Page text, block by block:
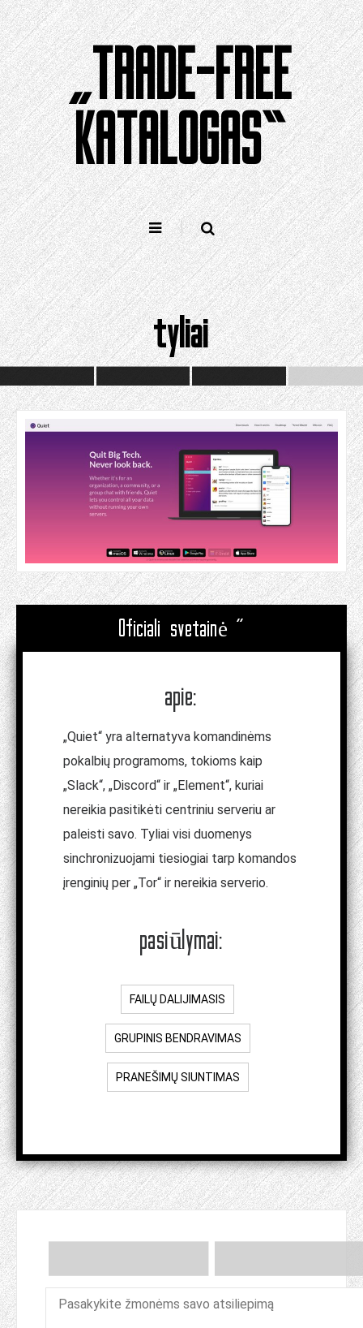
Pereiti
prie
turinio
„TRADE-FREE
KATALOGAS“
tyliai
Oficiali svetainė "
apie:
„Quiet“ yra alternatyva komandinėms
pokalbių programoms, tokioms kaip
„Slack“, „Discord“ ir „Element“, kuriai
nereikia pasitikėti centriniu serveriu ar
paleisti savo. Tyliai visi duomenys
sinchronizuojami tiesiogiai tarp komandos
įrenginių per „Tor“ ir nereikia serverio.
pasiūlymai:
FAILŲ DALIJIMASIS
GRUPINIS BENDRAVIMAS
PRANEŠIMŲ SIUNTIMAS